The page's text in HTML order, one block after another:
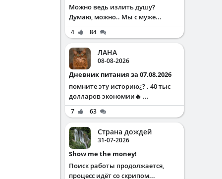
Можно ведь излить душу?
Думаю, можно.. Мы с муже...
4 84
ЛАНА
08-08-2026
Дневник питания за 07.08.2026
помните эту историю¿? . 40 тыс
долларов экономии🔥 ...
7 63
Страна дождей
31-07-2026
Show me the money!
Поиск работы продолжается,
процесс идёт со скрипом...